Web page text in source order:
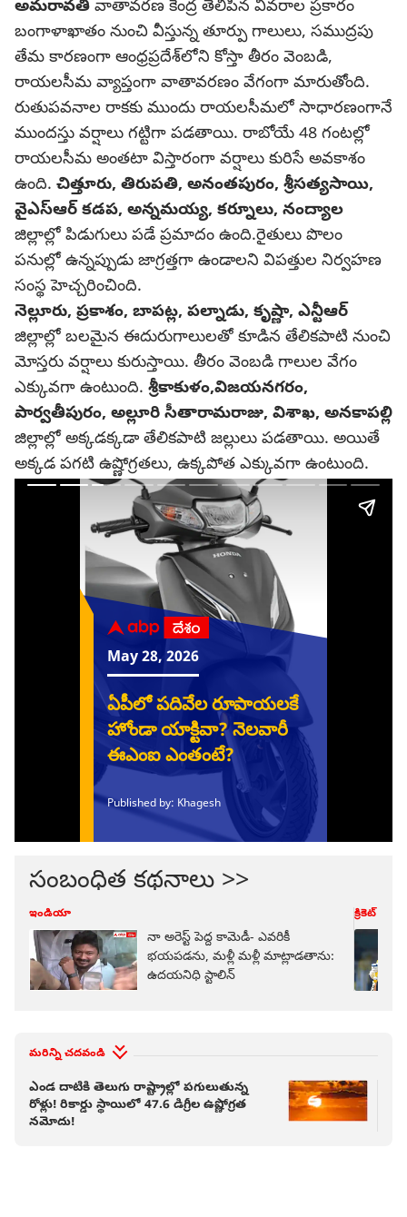
అమరావతి వాతావరణ కేంద్ర తెలిపిన వివరాల ప్రకారం
బంగాళాఖాతం నుంచి వీస్తున్న తూర్పు గాలులు, సముద్రపు
తేమ కారణంగా ఆంధ్రప్రదేశ్‌లోని కోస్తా తీరం వెంబడి,
రాయలసీమ వ్యాప్తంగా వాతావరణం వేగంగా మారుతోంది.
రుతుపవనాల రాకకు ముందు రాయలసీమలో సాధారణంగానే
ముందస్తు వర్షాలు గట్టిగా పడతాయి. రాబోయే 48 గంటల్లో
రాయలసీమ అంతటా విస్తారంగా వర్షాలు కురిసే అవకాశం
ఉంది. చిత్తూరు, తిరుపతి, అనంతపురం, శ్రీసత్యసాయి,
వైఎస్‌ఆర్ కడప, అన్నమయ్య, కర్నూలు, నంద్యాల
జిల్లాల్లో పిడుగులు పడే ప్రమాదం ఉంది.రైతులు పొలం
పనుల్లో ఉన్నప్పుడు జాగ్రత్తగా ఉండాలని విపత్తుల నిర్వహణ
సంస్థ హెచ్చరించింది.
నెల్లూరు, ప్రకాశం, బాపట్ల, పల్నాడు, కృష్ణా, ఎన్టీఆర్
జిల్లాల్లో బలమైన ఈదురుగాలులతో కూడిన తేలికపాటి నుంచి
మోస్తరు వర్షాలు కురుస్తాయి. తీరం వెంబడి గాలుల వేగం
ఎక్కువగా ఉంటుంది. శ్రీకాకుళం,విజయనగరం,
పార్వతీపురం, అల్లూరి సీతారామరాజు, విశాఖ, అనకాపల్లి
జిల్లాల్లో అక్కడక్కడా తేలికపాటి జల్లులు పడతాయి. అయితే
అక్కడ పగటి ఉష్ణోగ్రతలు, ఉక్కపోత ఎక్కువగా ఉంటుంది.
సంబంధిత కథనాలు >>
ఇండియా
నా అరెస్ట్ పెద్ద కామెడీ- ఎవరికీ
భయపడను, మళ్లీ మళ్లీ మాట్లాడతాను:
ఉదయనిధి స్టాలిన్
క్రికెట్
మరిన్ని చదవండి
ఎండ దాటికి తెలుగు రాష్ట్రాల్లో పగులుతున్న
రోళ్లు! రికార్డు స్థాయిలో 47.6 డిగ్రీల ఉష్ణోగ్రత
నమోదు!